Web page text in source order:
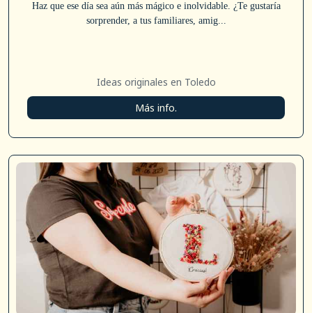
Haz que ese día sea aún más mágico e inolvidable. ¿Te gustaría
sorprender, a tus familiares, amig...
Ideas originales en Toledo
Más info.